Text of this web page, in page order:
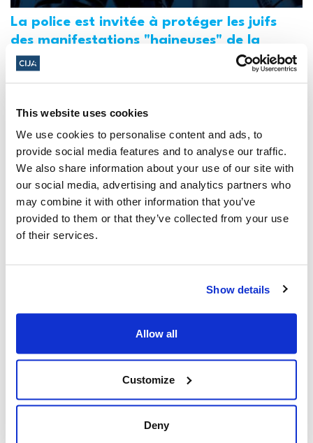
This website uses cookies
We use cookies to personalise content and ads, to
provide social media features and to analyse our traffic.
We also share information about your use of our site with
our social media, advertising and analytics partners who
may combine it with other information that you’ve
provided to them or that they’ve collected from your use
of their services.
Show details
Allow all
Customize
Deny
La police est invitée à protéger les juifs
des manifestations "haineuses" de la
Journée Al-Qods au Canada (National
Les dirigeants juifs réagissent à la
Toronto accusé de multiples agressions
(The Canadian Jewish News)